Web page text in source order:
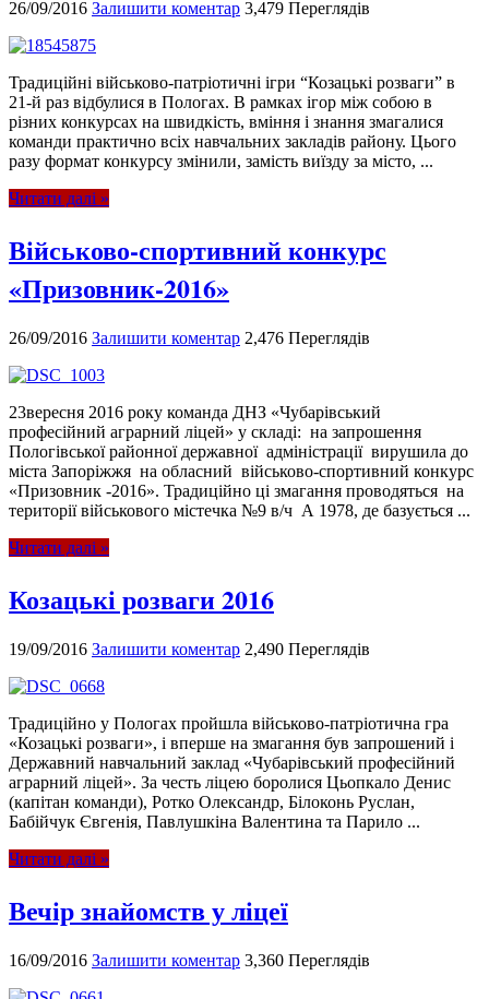
26/09/2016 Залишити коментар 3,479 Переглядів
Традиційні військово-патріотичні ігри “Козацькі розваги” в
21-й раз відбулися в Пологах. В рамках ігор між собою в
різних конкурсах на швидкість, вміння і знання змагалися
команди практично всіх навчальних закладів району. Цього
разу формат конкурсу змінили, замість виїзду за місто, ...
Читати далі »
Військово-спортивний конкурс
«Призовник-2016»
26/09/2016 Залишити коментар 2,476 Переглядів
23вересня 2016 року команда ДНЗ «Чубарівський
професійний аграрний ліцей» у складі: на запрошення
Пологівської районної державної адміністрації вирушила до
міста Запоріжжя на обласний військово-спортивний конкурс
«Призовник -2016». Традиційно ці змагання проводяться на
території військового містечка №9 в/ч А 1978, де базується ...
Читати далі »
Козацькі розваги 2016
19/09/2016 Залишити коментар 2,490 Переглядів
Традиційно у Пологах пройшла військово-патріотична гра
«Козацькі розваги», і вперше на змагання був запрошений і
Державний навчальний заклад «Чубарівський професійний
аграрний ліцей». За честь ліцею боролися Цьопкало Денис
(капітан команди), Ротко Олександр, Білоконь Руслан,
Бабійчук Євгенія, Павлушкіна Валентина та Парило ...
Читати далі »
Вечір знайомств у ліцеї
16/09/2016 Залишити коментар 3,360 Переглядів